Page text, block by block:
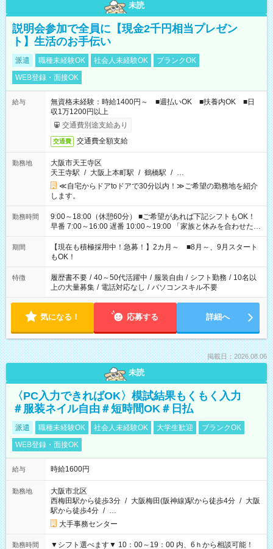
未読
説明会参加で全員に【現金2千円相当プレゼン
ト】生活のお手伝い
派遣 職種未経験OK 社会人未経験OK
ブランクOK
WEB登録・面接OK
給与
無資格未経験：時給1400円～ ■週払いOK ■扶養内OK ■日
収1万1200円以上
交通費別途支給あり
交通費 交通費全額支給
勤務地
大阪市天王寺区
天王寺駅 / 大阪上本町駅 / 鶴橋駅 / …
≪自宅からドアtoドアで30分以内！≫ご希望の勤務地を紹介
します。
勤務時間
9:00～18:00（休憩60分） ■ご希望があれば下記シフトもOK！
早番 7:00～16:00 遅番 10:00～19:00 「家族と休みを合わせた
い」 「余裕を持って夕飯の準備がしたい」 「できれば残業はし
たくない」 など、ご希望を教えてくださいね。 ※Wワーク希望
の方へ 今ご覧のお仕事で希望する勤務時間と、もう1つのお仕事
の勤務時間。 合計で週40時間を超える場合は応募できません。
期間
【現在も積極採用中！急募！】2カ月～ ■8月～、9月スタート
もOK！
特徴 履歴書不要 / 40～50代活躍中 / 服装自由 / シフト勤務 / 10名以
上の大量募集 / 電話対応なし / パソコンスキル不要
気になる！ 応募する 詳細へ
掲載日：2026.08.06
未読
〈PC入力できればOK〉模試結果もくもく入力
＃服装ネイル自由＃短時間OK＃日払
派遣 職種未経験OK 社会人未経験OK 大学生歓迎
ブランクOK
WEB登録・面接OK
給与 時給1600円
勤務地
大阪市北区
西梅田駅から徒歩3分 / 大阪梅田(阪神線)駅から徒歩4分 / 大阪
駅から徒歩4分 / …
大手事務センター
勤務時間
▼シフト選べます▼ 10：00～19：00 内、6ｈから相談可能！